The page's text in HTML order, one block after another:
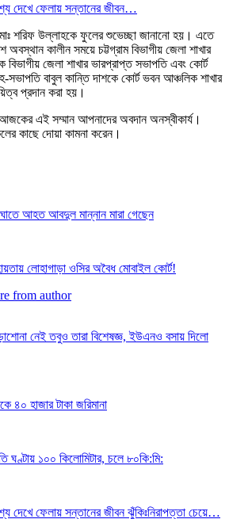
দেখে ফেলায় সন্তানের জীবন…
শরিফ উল্লাহকে ফুলের শুভেচ্ছা জানানো হয়। এতে
অবস্থান কালীন সময়ে চট্টগ্রাম বিভাগীয় জেলা শাখার
বিভাগীয় জেলা শাখার ভারপ্রাপ্ত সভাপতি এবং কোর্ট
সভাপতি বাবুল কান্তি দাশকে কোর্ট ভবন আঞ্চলিক শাখার
প্রদান করা হয়।
এই সম্মান আপনাদের অবদান অনস্বীকার্য।
কাছে দোয়া কামনা করেন।
আহত আবদুল মান্নান মারা গেছেন
লোহাগাড়া ওসির অবৈধ মোবাইল কোর্ট!
from author
নেই তবুও তারা বিশেষজ্ঞ, ইউএনও বসায় দিলো
৪০ হাজার টাকা জরিমানা
ঘণ্টায় ১০০ কিলোমিটার, চলে ৮০কি:মি:
দেখে ফেলায় সন্তানের জীবন ঝুঁকিঃনিরাপত্তা চেয়ে…